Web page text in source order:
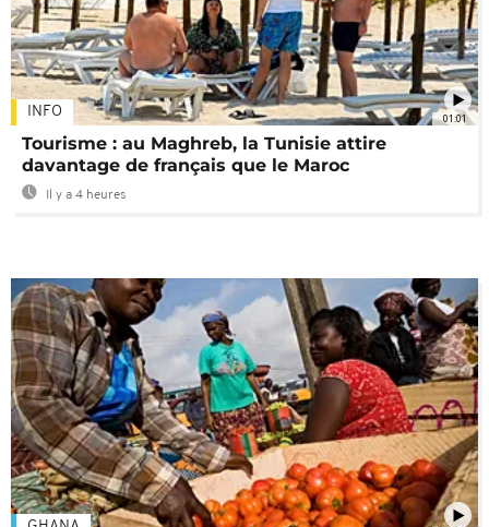
01:01
INFO
Tourisme : au Maghreb, la Tunisie attire
davantage de français que le Maroc
Il y a 4 heures